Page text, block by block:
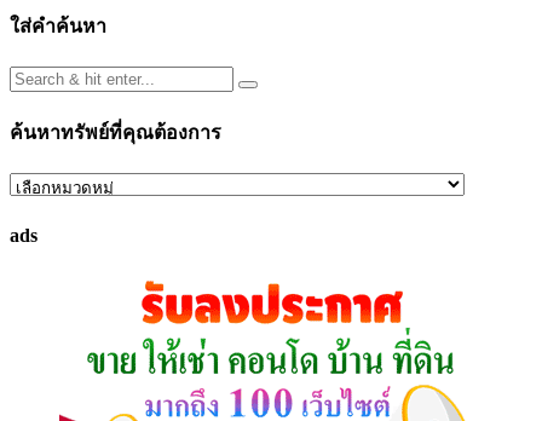
ใส่คำค้นหา
ค้นหาทรัพย์ที่คุณต้องการ
ค้นหา
ที่
ads